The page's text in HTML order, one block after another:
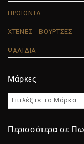
ΠΡΟΙΟΝΤΑ
ΧΤΕΝΕΣ - ΒΟΥΡΤΣΕΣ
ΨΑΛΙΔΙΑ
Μάρκες
Περισσότερα σε